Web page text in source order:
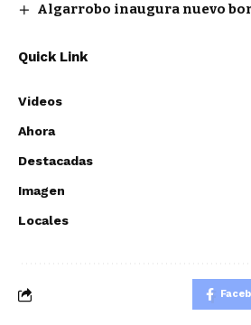
Algarrobo inaugura nuevo
Quick Link
Videos
Ahora
Destacadas
Imagen
Locales